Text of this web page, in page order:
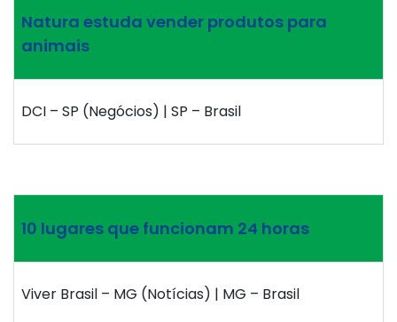
Natura estuda vender produtos para
animais
DCI – SP (Negócios) | SP – Brasil
10 lugares que funcionam 24 horas
Viver Brasil – MG (Notícias) | MG – Brasil